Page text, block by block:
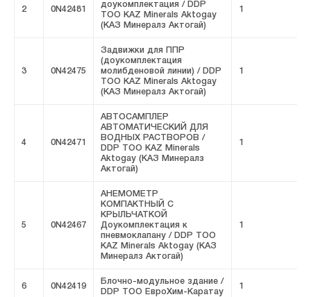
2 0N42481
доукомплектация / DDP
ТОО KAZ Minerals Aktogay
(КАЗ Минералз Актогай)
1
3 0N42475
Задвижки для ППР
(доукомплектация
молибденовой линии) / DDP
ТОО KAZ Minerals Aktogay
(КАЗ Минералз Актогай)
1
4 0N42471
АВТОСАМПЛЕР
АВТОМАТИЧЕСКИЙ ДЛЯ
ВОДНЫХ РАСТВОРОВ /
DDP ТОО KAZ Minerals
Aktogay (КАЗ Минералз
Актогай)
1
5 0N42467
АНЕМОМЕТР
КОМПАКТНЫЙ С
КРЫЛЬЧАТКОЙ
Доукомплектация к
пневмоклапану / DDP ТОО
KAZ Minerals Aktogay (КАЗ
Минералз Актогай)
1
6 0N42419
Блочно-модульное здание /
DDP ТОО ЕвроХим-Каратау
1